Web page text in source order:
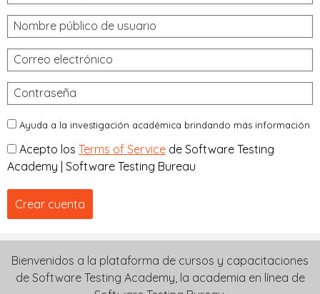
Nombre público de usuario
Correo electrónico
Contraseña
Ayuda a la investigación académica brindando más información
Acepto los Terms of Service de Software Testing
Academy | Software Testing Bureau
Crear cuenta
Bienvenidos a la plataforma de cursos y capacitaciones
de Software Testing Academy, la academia en línea de